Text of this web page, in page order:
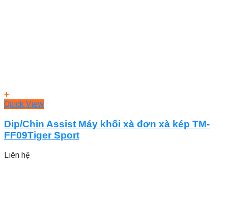
+
Quick View
Dip/Chin Assist Máy khối xà đơn xà kép TM-
FF09Tiger Sport
Liên hệ